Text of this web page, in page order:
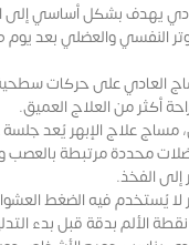
يهدف بشكل أساسي إلى
النفسي والعضلي بعد يوم
العادي على حركات
أكثر من العلاج العميق.
مساج علاج الإبهر يُعد
محددة مرتبطة بالعصب
الفخذ.
لا يُستخدم فيه الضغط
الألم بدقة قبل بدء